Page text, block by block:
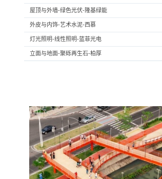
屋顶与外墙-绿色光伏-隆基绿能
外皮与内饰-艺术水泥-西慕
灯光照明-线性照明-蓝菲光电
立面与地面-聚砾再生石-柏厚